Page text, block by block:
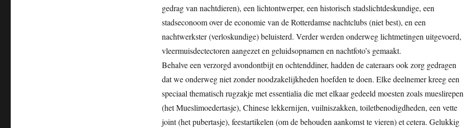
gedrag van nachtdieren), een lichtontwerper, een historisch stadslichtdeskundige, een
stadseconoom over de economie van de Rotterdamse nachtclubs (niet best), en een
nachtwerkster (verloskundige) beluisterd. Verder werden onderweg lichtmetingen uitgevoerd,
vleermuisdectectoren aangezet en geluidsopnamen en nachtfoto’s gemaakt.
Behalve een verzorgd avondontbijt en ochtenddiner, hadden de cateraars ook zorg gedragen
dat we onderweg niet zonder noodzakelijkheden hoefden te doen. Elke deelnemer kreeg een
speciaal thematisch rugzakje met essentialia die met elkaar gedeeld moesten zoals mueslirepen
(het Mueslimoedertasje), Chinese lekkernijen, vuilniszakken, toiletbenodigdheden, een vette
joint (het pubertasje), feestartikelen (om de behouden aankomst te vieren) et cetera. Gelukkig